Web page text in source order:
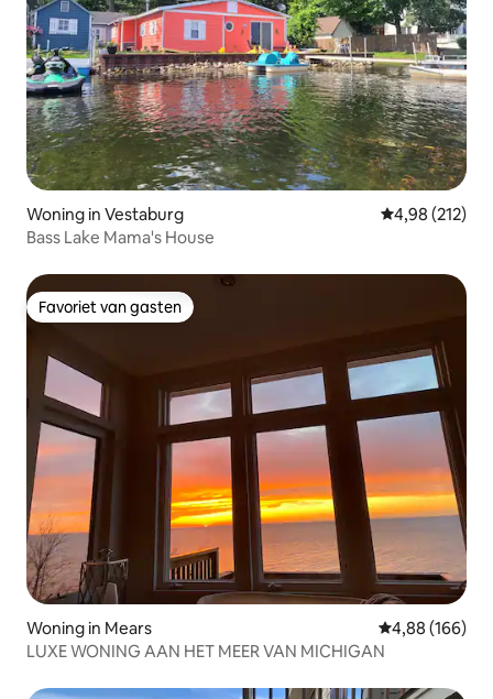
Woning in Vestaburg Gemiddelde
4,98 (212)
Bass Lake Mama's House
Favoriet van gasten
Favoriet van gasten
Woning in Mears Gemiddelde
4,88 (166)
LUXE WONING AAN HET MEER VAN MICHIGAN